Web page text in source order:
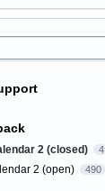
2 (closed) 4
2 (open) 490